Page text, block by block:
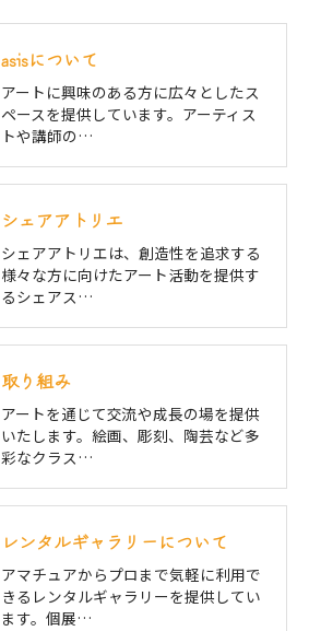
asisについて
アートに興味のある方に広々としたス
ペースを提供しています。アーティス
トや講師の…
シェアアトリエ
シェアアトリエは、創造性を追求する
様々な方に向けたアート活動を提供す
るシェアス…
取り組み
アートを通じて交流や成長の場を提供
いたします。絵画、彫刻、陶芸など多
彩なクラス…
レンタルギャラリーについて
アマチュアからプロまで気軽に利用で
きるレンタルギャラリーを提供してい
ます。個展…